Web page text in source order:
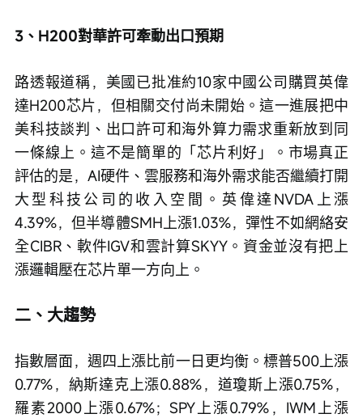
3、H200對華許可牽動出口預期
路透報道稱，美國已批准約10家中國公司購買英偉
達H200芯片，但相關交付尚未開始。這一進展把中
美科技談判、出口許可和海外算力需求重新放到同
一條線上。這不是簡單的「芯片利好」。市場真正
評估的是，AI硬件、雲服務和海外需求能否繼續打開
大型科技公司的收入空間。英偉達NVDA上漲
4.39%，但半導體SMH上漲1.03%，彈性不如網絡安
全CIBR、軟件IGV和雲計算SKYY。資金並沒有把上
漲邏輯壓在芯片單一方向上。
二、大趨勢
指數層面，週四上漲比前一日更均衡。標普500上漲
0.77%，納斯達克上漲0.88%，道瓊斯上漲0.75%，
羅素2000上漲0.67%；SPY上漲0.79%，IWM上漲